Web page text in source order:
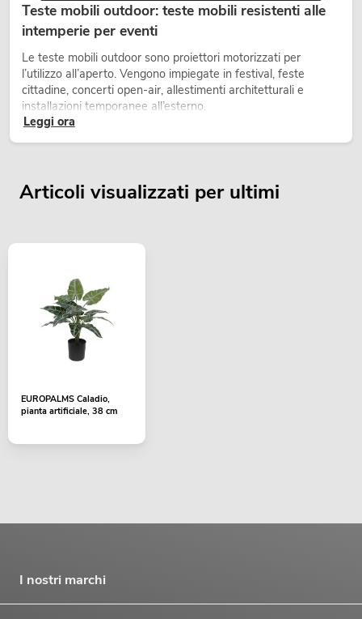
Teste mobili outdoor: teste mobili resistenti alle
intemperie per eventi
Le teste mobili outdoor sono proiettori motorizzati per
l’utilizzo all’aperto. Vengono impiegate in festival, feste
cittadine, concerti open-air, allestimenti architetturali e
installazioni temporanee all’esterno.
Leggi ora
Articoli visualizzati per ultimi
EUROPALMS Caladio,
pianta artificiale, 38 cm
I nostri marchi